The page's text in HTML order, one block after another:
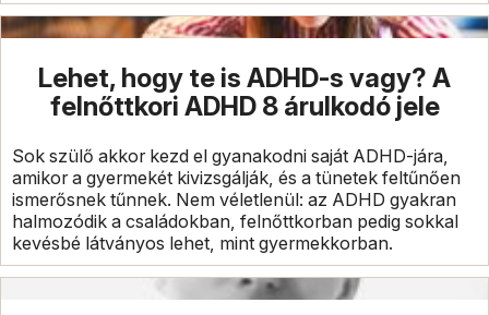
Lehet, hogy te is ADHD-s vagy? A
felnőttkori ADHD 8 árulkodó jele
Sok szülő akkor kezd el gyanakodni saját ADHD-jára,
amikor a gyermekét kivizsgálják, és a tünetek feltűnően
ismerősnek tűnnek. Nem véletlenül: az ADHD gyakran
halmozódik a családokban, felnőttkorban pedig sokkal
kevésbé látványos lehet, mint gyermekkorban.